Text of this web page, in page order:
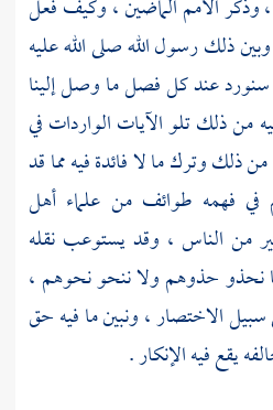
الأمم الماضين ، وكيف فعل
وبين ذلك رسول الله صلى الله عليه
سنورد عند كل فصل ما وصل إلينا
من ذلك تلو الآيات الواردات في
ذلك وترك ما لا فائدة فيه مما قد
في فهمه طوائف من علماء أهل
من الناس ، وقد يستوعب نقله
نحذو حذوهم ولا ننحو نحوهم ،
سبيل الاختصار ، ونبين ما فيه حق
يقع فيه الإنكار .